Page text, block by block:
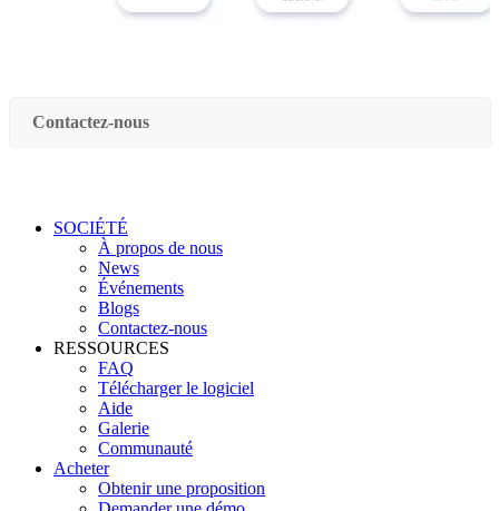
Contactez-nous
SOCIÉTÉ
À propos de nous
News
Événements
Blogs
Contactez-nous
RESSOURCES
FAQ
Télécharger le logiciel
Aide
Galerie
Communauté
Acheter
Obtenir une proposition